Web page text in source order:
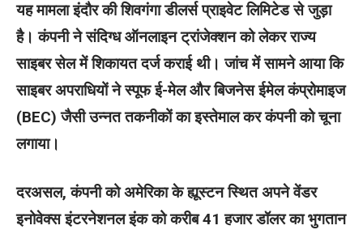
यह मामला इंदौर की शिवगंगा डीलर्स प्राइवेट लिमिटेड से जुड़ा
है। कंपनी ने संदिग्ध ऑनलाइन ट्रांजेक्शन को लेकर राज्य
साइबर सेल में शिकायत दर्ज कराई थी। जांच में सामने आया कि
साइबर अपराधियों ने स्पूफ ई-मेल और बिजनेस ईमेल कंप्रोमाइज
(BEC) जैसी उन्नत तकनीकों का इस्तेमाल कर कंपनी को चूना
लगाया।
दरअसल, कंपनी को अमेरिका के ह्यूस्टन स्थित अपने वेंडर
इनोवेक्स इंटरनेशनल इंक को करीब 41 हजार डॉलर का भुगतान